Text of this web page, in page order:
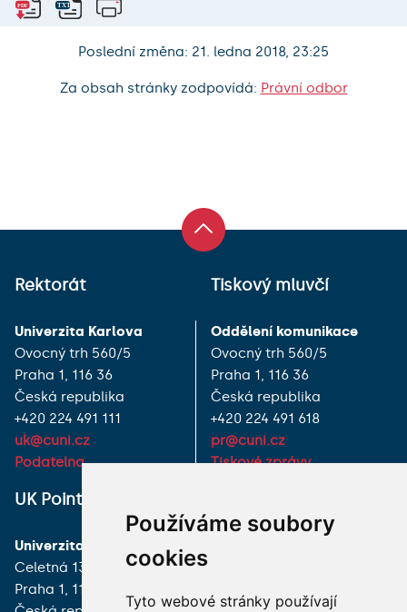
Používáme soubory
cookies
Tyto webové stránky používají
Poslední změna: 21. ledna 2018, 23:25
Za obsah stránky zodpovídá: Právní odbor
Rektorát
Univerzita Karlova
Ovocný trh 560/5
Praha 1, 116 36
Česká republika
+420 224 491 111
uk@cuni.cz
Podatelna
Tiskový mluvčí
Oddělení komunikace
Ovocný trh 560/5
Praha 1, 116 36
Česká republika
+420 224 491 618
pr@cuni.cz
Tiskové zprávy
UK Point
Univerzita Karlova
Celetná 13
Praha 1, 116 36
JAK K NÁM?